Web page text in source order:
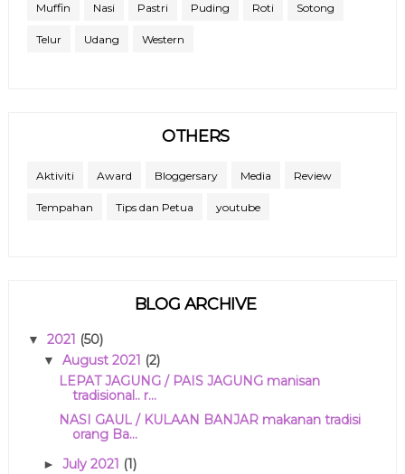
Muffin Nasi Pastri Puding Roti Sotong
Telur Udang Western
OTHERS
Aktiviti Award Bloggersary Media Review
Tempahan Tips dan Petua youtube
BLOG ARCHIVE
▼ 2021 (50)
▼ August 2021 (2)
LEPAT JAGUNG / PAIS JAGUNG manisan
tradisional.. r...
NASI GAUL / KULAAN BANJAR makanan tradisi
orang Ba...
► July 2021 (1)